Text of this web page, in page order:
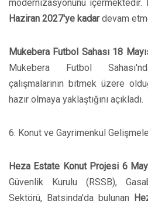
modernizasyonunu içermektedir.
Haziran 2027'ye kadardevam
Mukebera Futbol Sahası 18
Mukebera Futbol
çalışmalarının bitmek üzere
hazır olmaya yaklaştığını açıkladı.
6. Konut ve Gayrimenkul
Heza Estate Konut Projesi 6
Güvenlik Kurulu (RSSB),
Sektörü, Batsinda'da bulunan